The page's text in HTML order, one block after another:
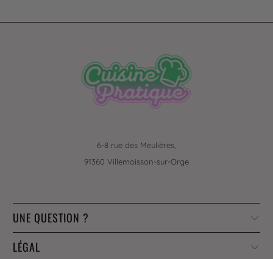
6-8 rue des Meulières,
91360 Villemoisson-sur-Orge
UNE QUESTION ?
LÉGAL